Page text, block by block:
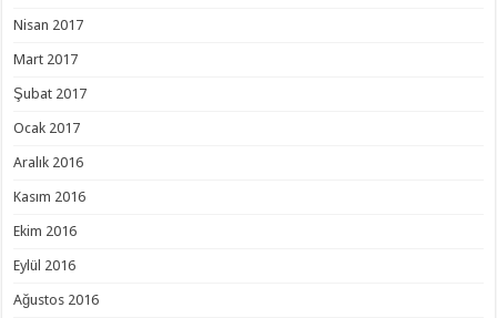
Nisan 2017
Mart 2017
Şubat 2017
Ocak 2017
Aralık 2016
Kasım 2016
Ekim 2016
Eylül 2016
Ağustos 2016